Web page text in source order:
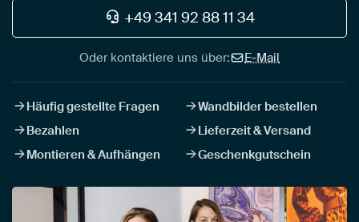
+49 341 92 88 11 34
Oder kontaktiere uns über: E-Mail
Häufig gestellte Fragen
Wandbilder bestellen
Bezahlen
Lieferzeit & Versand
Montieren & Aufhängen
Geschenkgutschein